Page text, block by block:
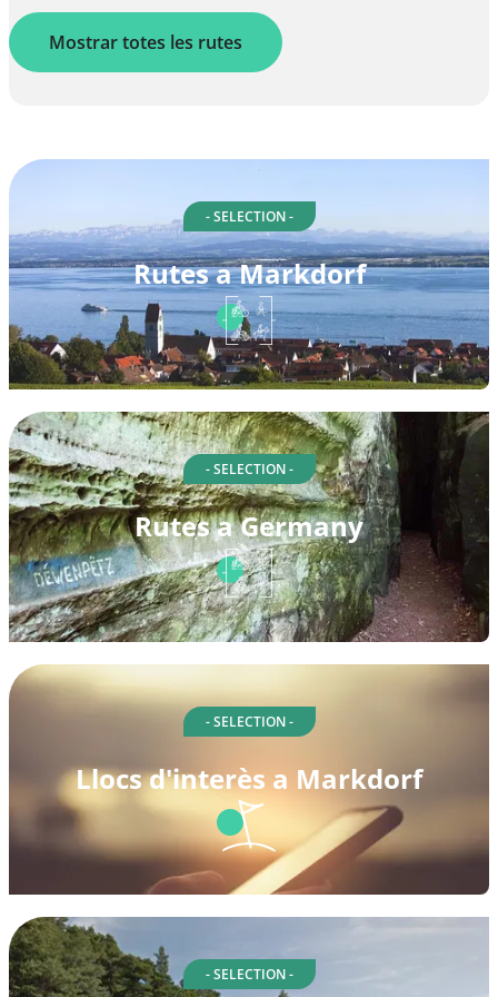
Mostrar totes les rutes
- SELECTION -
Rutes a Markdorf
- SELECTION -
Rutes a Germany
- SELECTION -
Llocs d'interès a Markdorf
- SELECTION -